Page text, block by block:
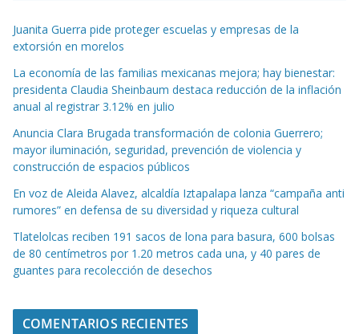
Juanita Guerra pide proteger escuelas y empresas de la
extorsión en morelos
La economía de las familias mexicanas mejora; hay bienestar:
presidenta Claudia Sheinbaum destaca reducción de la inflación
anual al registrar 3.12% en julio
Anuncia Clara Brugada transformación de colonia Guerrero;
mayor iluminación, seguridad, prevención de violencia y
construcción de espacios públicos
En voz de Aleida Alavez, alcaldía Iztapalapa lanza “campaña anti
rumores” en defensa de su diversidad y riqueza cultural
Tlatelolcas reciben 191 sacos de lona para basura, 600 bolsas
de 80 centímetros por 1.20 metros cada una, y 40 pares de
guantes para recolección de desechos
COMENTARIOS RECIENTES